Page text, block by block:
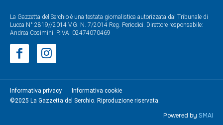
La Gazzetta del Serchio è una testata giornalistica autorizzata dal Tribunale di
Lucca N° 2819//2014 V.G. N. 7/2014 Reg. Periodici. Direttore responsabile:
Andrea Cosimini. P.IVA: 02474070469
Informativa privacy
Informativa cookie
©2025 La Gazzetta del Serchio. Riproduzione riservata.
Powered by SMAI